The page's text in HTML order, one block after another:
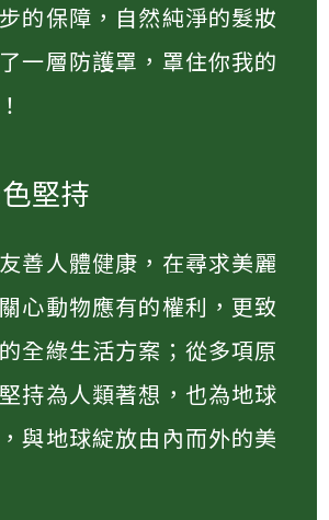
的保障，自然純淨的髮妝
一層防護罩，罩住你我的
堅持
善人體健康，在尋求美麗
心動物應有的權利，更致
全綠生活方案；從多項原
持為人類著想，也為地球
與地球綻放由內而外的美